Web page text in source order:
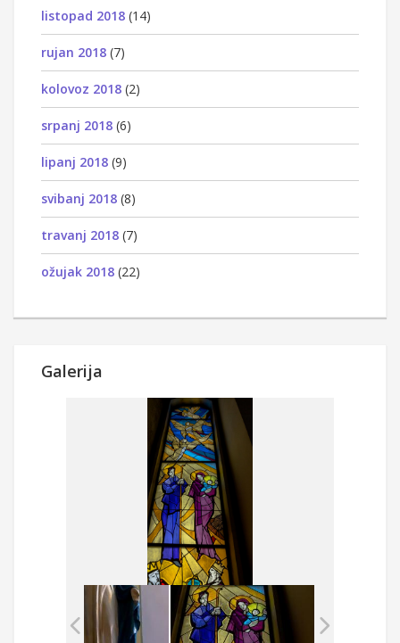
listopad 2018 (14)
rujan 2018 (7)
kolovoz 2018 (2)
srpanj 2018 (6)
lipanj 2018 (9)
svibanj 2018 (8)
travanj 2018 (7)
ožujak 2018 (22)
Galerija